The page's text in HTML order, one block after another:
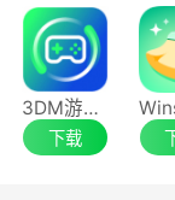
【修复】修
星空运行库
【优化】优
3DM游戏修复大师
下载